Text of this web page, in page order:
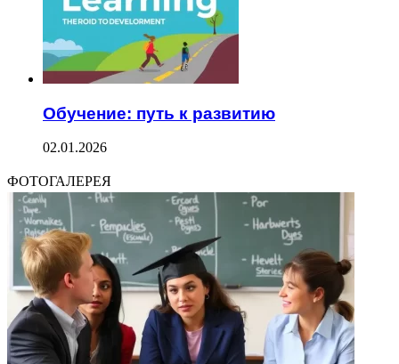
Обучение: путь к развитию
02.01.2026
ФОТОГАЛЕРЕЯ